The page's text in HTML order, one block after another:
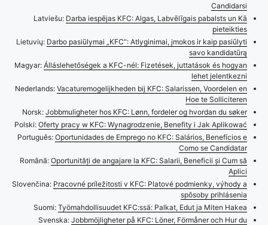
Candidarsi
Latviešu: Darba iespējas KFC: Algas, Labvēlīgais pabalsts un Kā
pieteikties
Lietuvių: Darbo pasiūlymai „KFC“: Atlyginimai, įmokos ir kaip pasiūlyti
savo kandidatūrą
Magyar: Álláslehetőségek a KFC-nél: Fizetések, juttatások és hogyan
lehet jelentkezni
Nederlands: Vacaturemogelijkheden bij KFC: Salarissen, Voordelen en
Hoe te Solliciteren
Norsk: Jobbmuligheter hos KFC: Lønn, fordeler og hvordan du søker
Polski: Oferty pracy w KFC: Wynagrodzenie, Benefity i Jak Aplikować
Português: Oportunidades de Emprego no KFC: Salários, Benefícios e
Como se Candidatar
Română: Oportunități de angajare la KFC: Salarii, Beneficii și Cum să
Aplici
Slovenčina: Pracovné príležitosti v KFC: Platové podmienky, výhody a
spôsoby prihlásenia
Suomi: Työmahdollisuudet KFC:ssä: Palkat, Edut ja Miten Hakea
Svenska: Jobbmöjligheter på KFC: Löner, Förmåner och Hur du